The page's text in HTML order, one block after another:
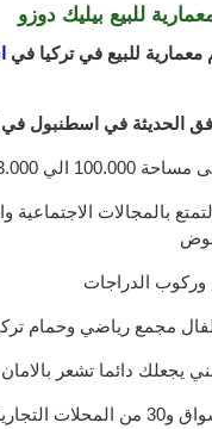
للبيع بيليك دوزو
للبيع في تركيا في
الحديثة في اسطنبول في
73.000 متر مربع
بالمجالات
الدراجات
مجمع رياضي وحمام